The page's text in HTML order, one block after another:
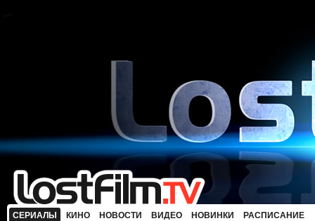
СЕРИАЛЫ КИНО НОВОСТИ ВИДЕО НОВИНКИ РАСПИСАНИЕ